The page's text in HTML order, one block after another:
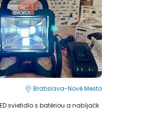
Bratislava-Nové Mesto
svietidlo s batériou a nabíjačk